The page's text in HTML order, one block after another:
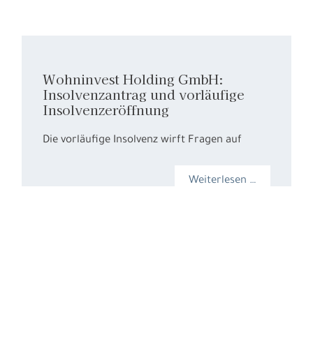
Wohninvest Holding GmbH:
Insolvenzantrag und vorläufige
Insolvenzeröffnung
Die vorläufige Insolvenz wirft Fragen auf
Weiterlesen …